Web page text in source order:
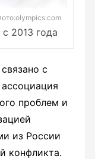
2013 года
с
проблем и
из России
конфликта.